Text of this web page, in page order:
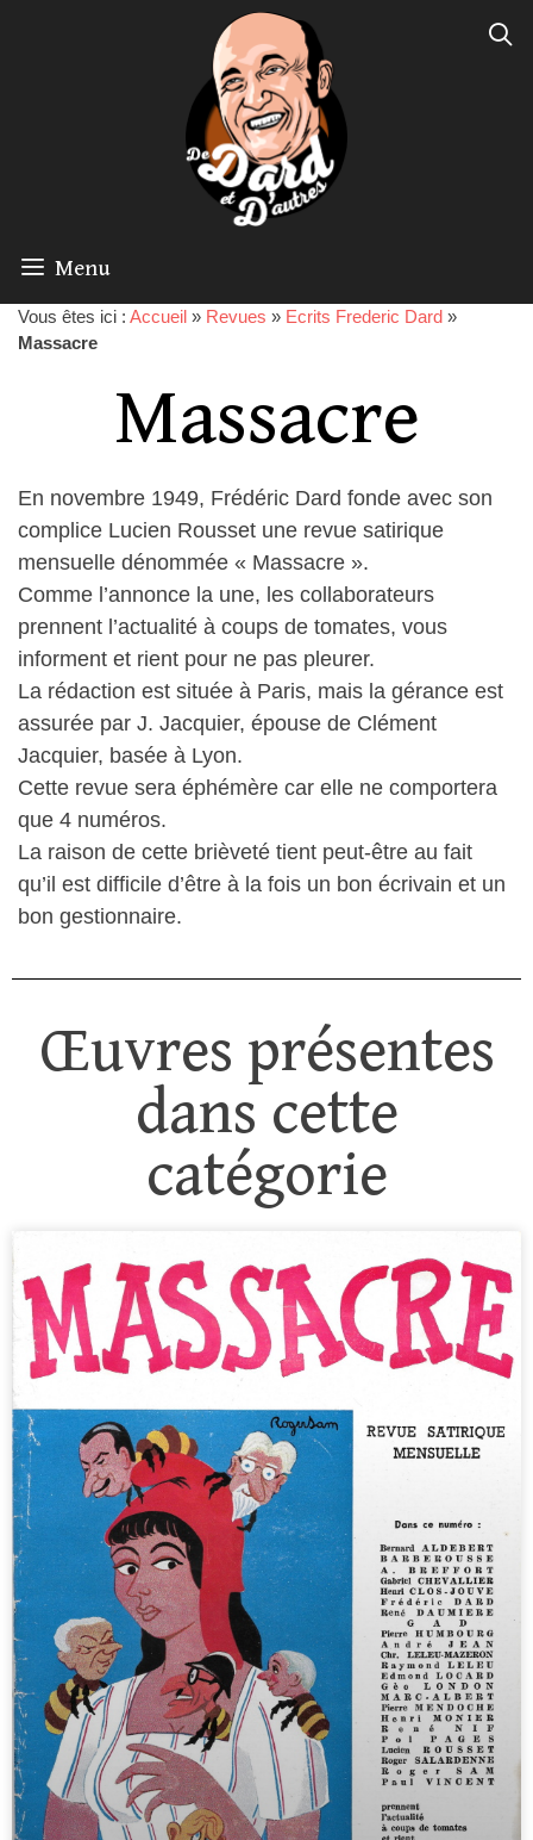
Menu
Vous êtes ici : Accueil » Revues » Ecrits Frederic Dard »
Massacre
Massacre
En novembre 1949, Frédéric Dard fonde avec son
complice Lucien Rousset une revue satirique
mensuelle dénommée « Massacre ».
Comme l’annonce la une, les collaborateurs
prennent l’actualité à coups de tomates, vous
informent et rient pour ne pas pleurer.
La rédaction est située à Paris, mais la gérance est
assurée par J. Jacquier, épouse de Clément
Jacquier, basée à Lyon.
Cette revue sera éphémère car elle ne comportera
que 4 numéros.
La raison de cette brièveté tient peut-être au fait
qu’il est difficile d’être à la fois un bon écrivain et un
bon gestionnaire.
Œuvres présentes
dans cette
catégorie